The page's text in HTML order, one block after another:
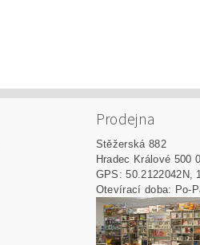
Prodejna
Stěžerská 882
Hradec Králové 500
GPS: 50.2122042N,
Otevírací doba: Po-